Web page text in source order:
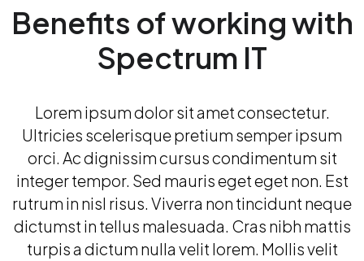
Benefits of working with
Spectrum IT
Lorem ipsum dolor sit amet consectetur.
Ultricies scelerisque pretium semper ipsum
orci. Ac dignissim cursus condimentum sit
integer tempor. Sed mauris eget eget non. Est
rutrum in nisl risus. Viverra non tincidunt neque
dictumst in tellus malesuada. Cras nibh mattis
turpis a dictum nulla velit lorem. Mollis velit